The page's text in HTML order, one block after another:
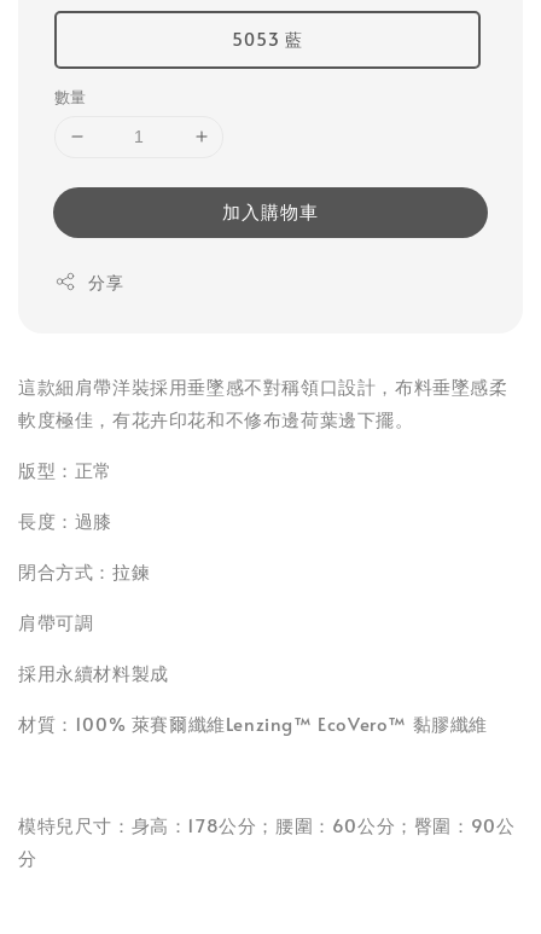
5053 藍
數量
加入購物車
分享
這款細肩帶洋裝採用垂墜感不對稱領口設計，布料垂墜感柔
軟度極佳，有花卉印花和不修布邊荷葉邊下擺。
版型：正常
長度：過膝
閉合方式：拉鍊
肩帶可調
採用永續材料製成
材質：100% 萊賽爾纖維Lenzing™ EcoVero™ 黏膠纖維
模特兒尺寸：身高：178公分；腰圍：60公分；臀圍：90公
分